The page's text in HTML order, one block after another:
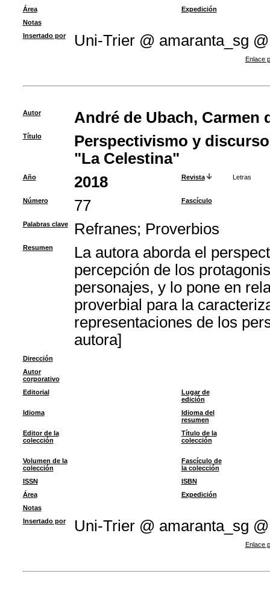
Área
Expedición
Notas
Insertado por
Uni-Trier @ amaranta_sg @
Enlace
Autor André de Ubach, Carmen
Título
Perspectivismo y
"La Celestina"
Año 2018 Revista Letras
Número 77 Fascículo
Palabras clave Refranes; Proverbios
Resumen
La autora aborda el
percepción de los
personajes, y lo pone en
proverbial para la
representaciones de los
autora]
Dirección
Autor
corporativo
Editorial
Lugar de
edición
Idioma
Idioma del
resumen
Editor de la
colección
Título de la
colección
Volumen de la
colección
Fascículo de
la colección
ISSN
ISBN
Área
Expedición
Notas
Insertado por
Uni-Trier @ amaranta_sg @
Enlace